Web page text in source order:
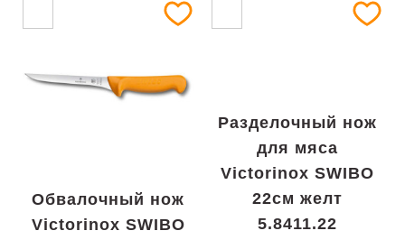
Обвалочный нож
Victorinox SWIBO
Разделочный нож
для мяса
Victorinox SWIBO
22см желт
5.8411.22